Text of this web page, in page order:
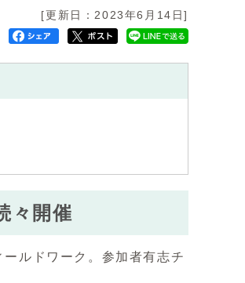
[更新日：2023年6月14日]
々開催
ルドワーク。参加者有志チ